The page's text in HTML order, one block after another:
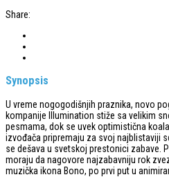
Share:
Synopsis
U vreme nogogodišnjih praznika, novo
kompanije Illumination stiže sa velikim
pesmama, dok se uvek optimistična
izvođača pripremaju za svoj najblistaviji
se dešava u svetskoj prestonici zabave.
moraju da nagovore najzabavniju rok
muzička ikona Bono, po prvi put u